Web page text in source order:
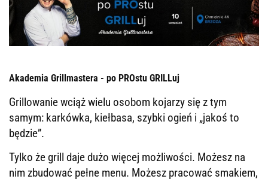
Akademia Grillmastera - po PROstu GRILLuj
Grillowanie wciąż wielu osobom kojarzy się z tym
samym: karkówka, kiełbasa, szybki ogień i „jakoś to
będzie”.
Tylko że grill daje dużo więcej możliwości. Możesz na
nim zbudować pełne menu. Możesz pracować smakiem,